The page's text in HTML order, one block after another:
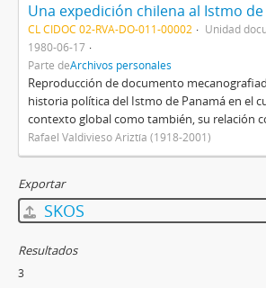
Una expedición chilena al Istmo
CL CIDOC 02-RVA-DO-011-00002
Unidad
1980-06-17
Parte deArchivos personales
Reproducción de documento
historia política del Istmo de Panamá en el
contexto global como también, su relación
Rafael Valdivieso Ariztía (1918-2001)
Exportar
SKOS
Resultados
3